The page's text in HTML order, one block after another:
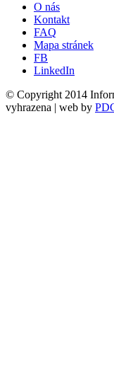
O nás
Kontakt
FAQ
Mapa stránek
FB
LinkedIn
© Copyright 2014
vyhrazena | web by